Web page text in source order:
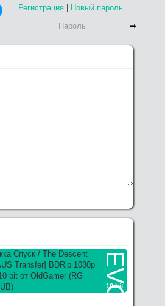
Регистрация Новый пароль
(2011) [USA Transfer] BDRip
понимаю, работаHEVC
10 bit